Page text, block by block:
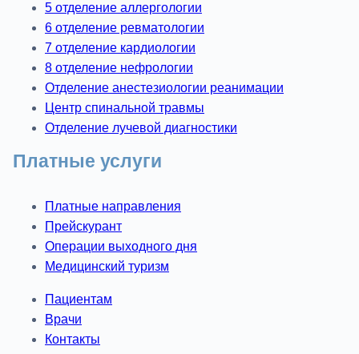
5 отделение аллергологии
6 отделение ревматологии
7 отделение кардиологии
8 отделение нефрологии
Отделение анестезиологии реанимации
Центр спинальной травмы
Отделение лучевой диагностики
Платные услуги
Платные направления
Прейскурант
Операции выходного дня
Медицинский туризм
Пациентам
Врачи
Контакты